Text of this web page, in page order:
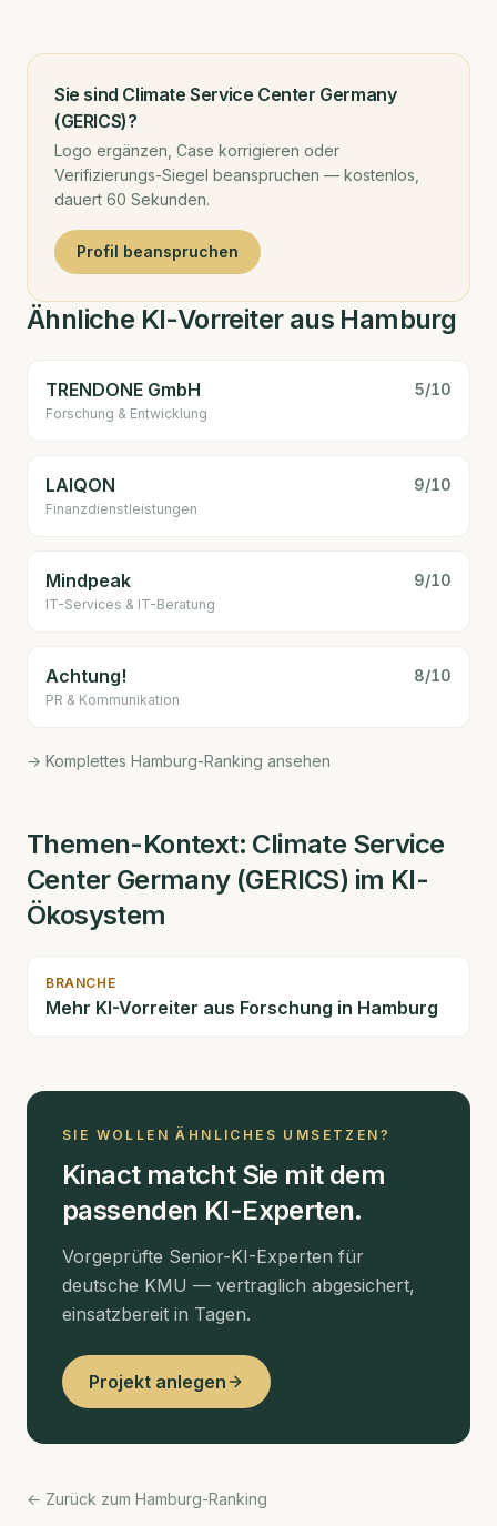
Sie sind Climate Service Center Germany
(GERICS)?
Logo ergänzen, Case korrigieren oder
Verifizierungs-Siegel beanspruchen — kostenlos,
dauert 60 Sekunden.
Profil beanspruchen
Ähnliche KI-Vorreiter aus Hamburg
TRENDONE GmbH 5/10
Forschung & Entwicklung
LAIQON 9/10
Finanzdienstleistungen
Mindpeak 9/10
IT-Services & IT-Beratung
Achtung! 8/10
PR & Kommunikation
→ Komplettes Hamburg-Ranking ansehen
Themen-Kontext: Climate Service
Center Germany (GERICS) im KI-
Ökosystem
BRANCHE
Mehr KI-Vorreiter aus Forschung in Hamburg
SIE WOLLEN ÄHNLICHES UMSETZEN?
Kinact matcht Sie mit dem
passenden KI-Experten.
Vorgeprüfte Senior-KI-Experten für
deutsche KMU — vertraglich abgesichert,
einsatzbereit in Tagen.
Projekt anlegen
← Zurück zum Hamburg-Ranking